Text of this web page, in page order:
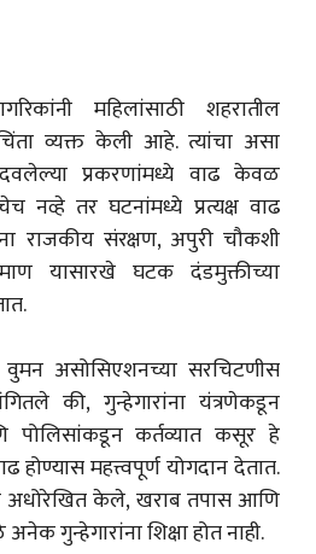
महिलांसाठी शहरातील
चिंता व्यक्त केली आहे. त्यांचा असा
प्रकरणांमध्ये वाढ केवळ
नव्हे तर घटनांमध्ये प्रत्यक्ष वाढ
राजकीय संरक्षण, अपुरी चौकशी
यासारखे घटक दंडमुक्तीच्या
असोसिएशनच्या सरचिटणीस
की, गुन्हेगारांना यंत्रणेकडून
पोलिसांकडून कर्तव्यात कसूर हे
होण्यास महत्त्वपूर्ण योगदान देतात.
अधोरेखित केले, खराब तपास आणि
गुन्हेगारांना शिक्षा होत नाही.